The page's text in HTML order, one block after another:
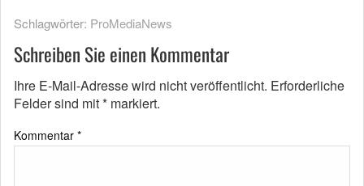
Schlagwörter: ProMediaNews
Schreiben Sie einen Kommentar
Ihre E-Mail-Adresse wird nicht veröffentlicht. Erforderliche
Felder sind mit* markiert.
Kommentar *